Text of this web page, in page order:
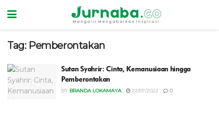
Tag: Pemberontakan
Sutan Syahrir: Cinta, Kemanusiaan hingga
Pemberontakan
BY BRANDA LOKAMAYA 22/07/2022 0